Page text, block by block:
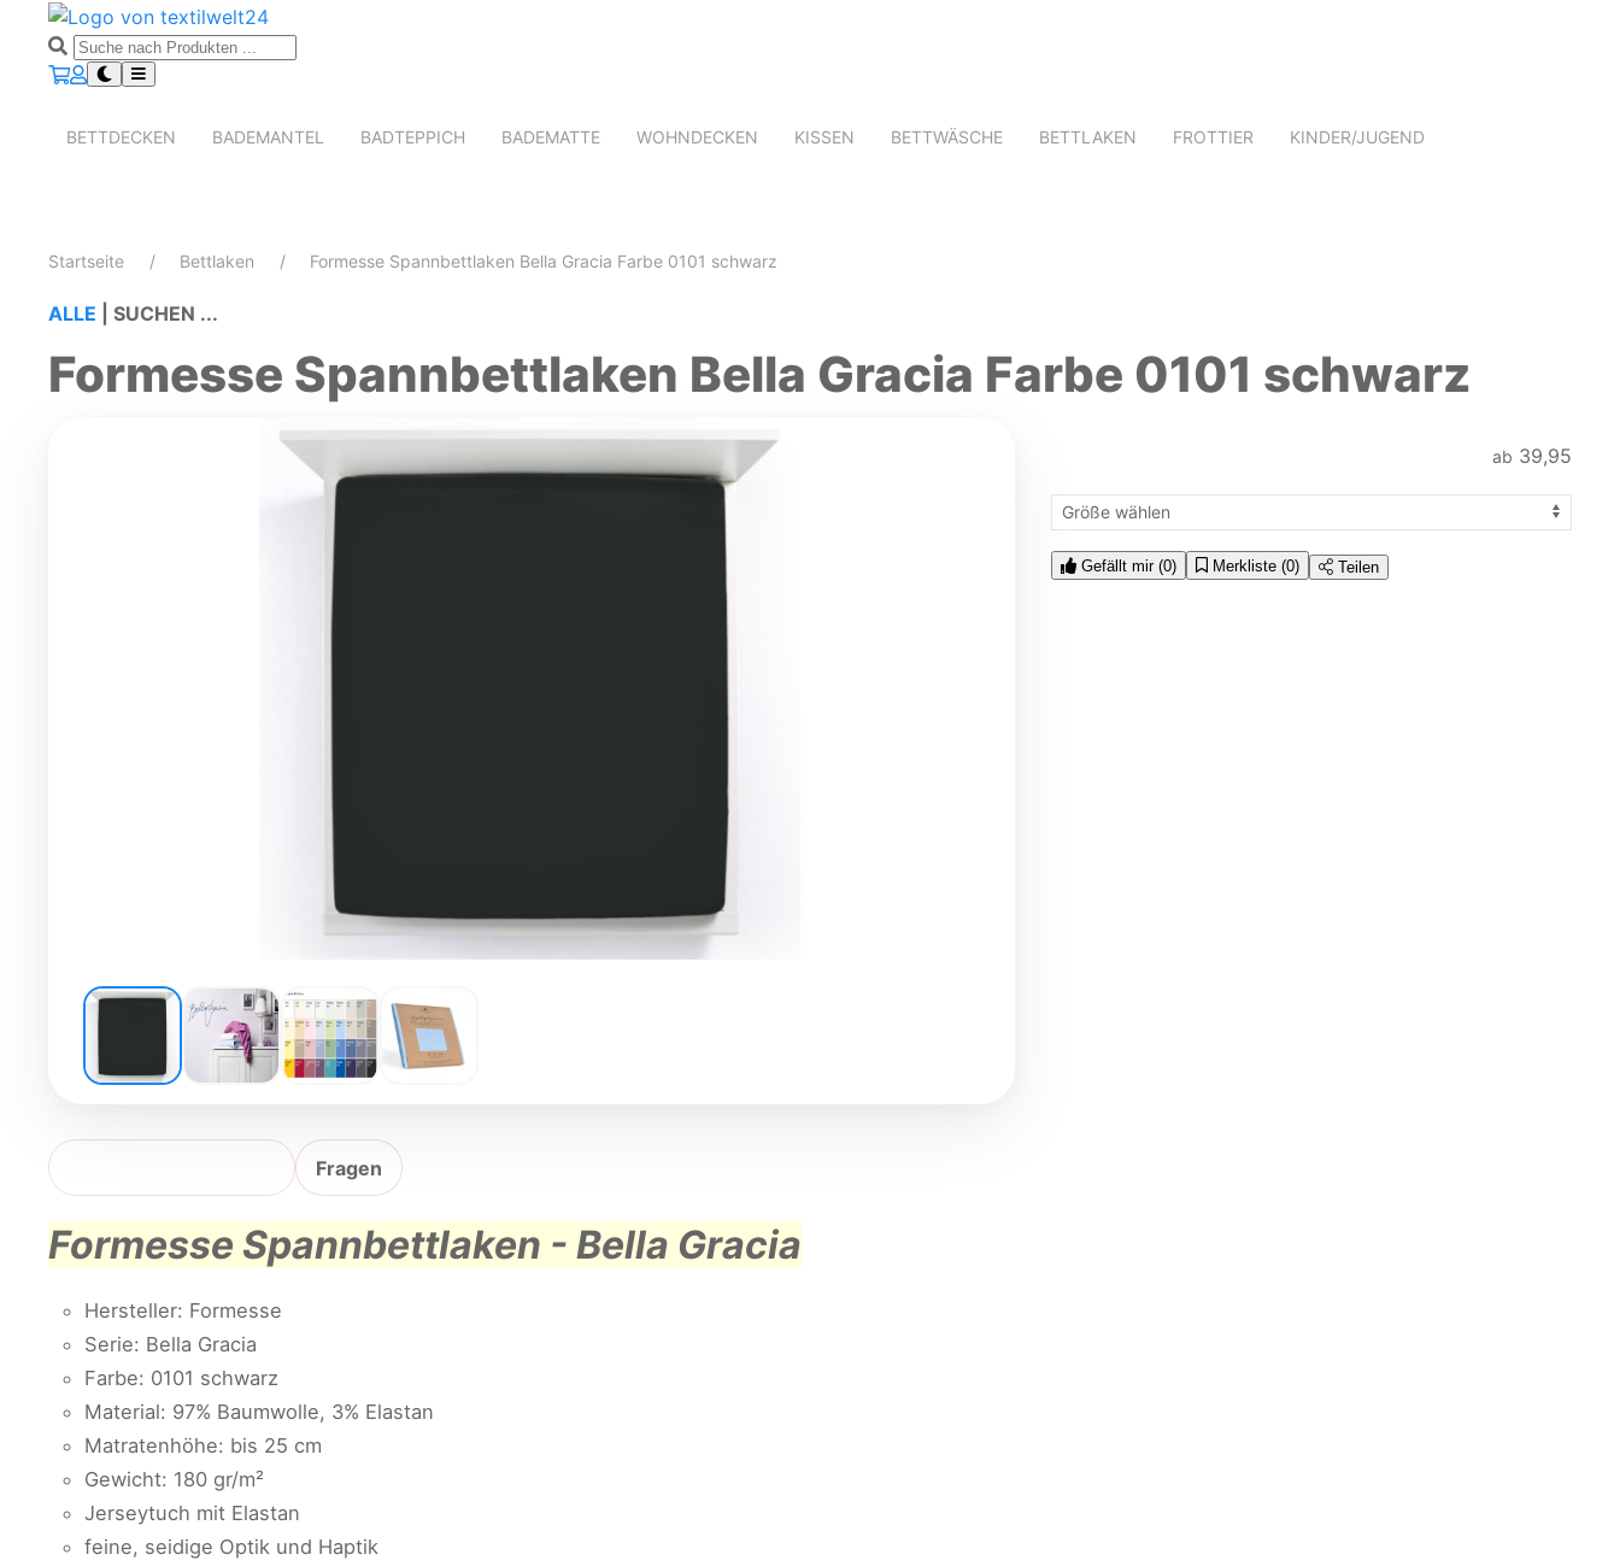
BETTDECKEN BADEMANTEL BADTEPPICH BADEMATTE WOHNDECKEN KISSEN BETTWÄSCHE BETTLAKEN FROTTIER KINDER/JUGEND
Startseite Bettlaken Formesse Spannbettlaken Bella Gracia Farbe 0101 schwarz
ALLE SUCHEN ...
Formesse Spannbettlaken Bella Gracia Farbe 0101 schwarz
Fragen
Formesse Spannbettlaken - Bella Gracia
Hersteller: Formesse
Serie: Bella Gracia
Farbe: 0101 schwarz
Material: 97% Baumwolle, 3% Elastan
Matratenhöhe: bis 25 cm
Gewicht: 180 gr/m²
Jerseytuch mit Elastan
feine, seidige Optik und Haptik
ab 39,95
Gefällt mir (0) Merkliste (0) Teilen